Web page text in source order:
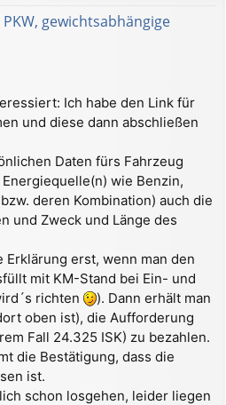
gewichtsabhängige
Ich habe den Link für
und diese dann abschließen
Daten fürs Fahrzeug
wie Benzin,
deren Kombination) auch die
und Zweck und Länge des
Erklärung erst, wenn man den
mit KM-Stand bei Ein- und
richten
). Dann erhält man
oben ist), die Aufforderung
Fall 24.325 ISK) zu bezahlen.
die Bestätigung, dass die
ist.
schon losgehen, leider liegen